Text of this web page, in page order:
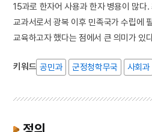
15과로 한자어 사용과 한자 병용이 많다
교과서로서 광복 이후 민족국가 수립에
교육하고자 했다는 점에서 큰 의미가 있
키워드 공민과 군정청학무국 사회과